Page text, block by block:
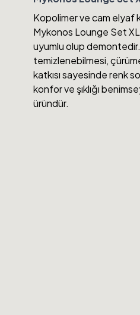
Kopolimer ve cam elyaf
Mykonos Lounge Set
uyumlu olup
temizlenebilmesi,
katkısı sayesinde renk
konfor ve şıklığı
üründür.